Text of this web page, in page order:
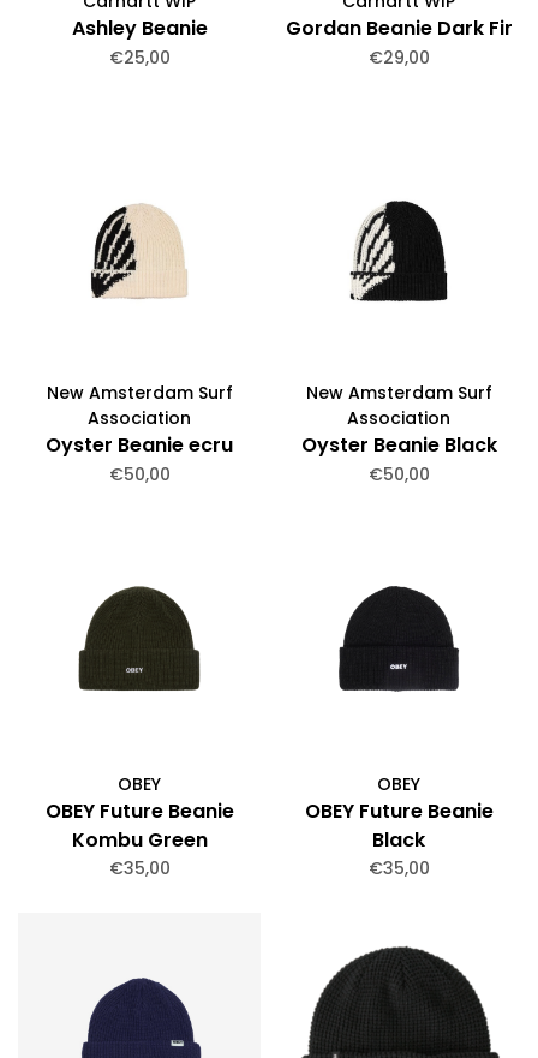
Ashley Beanie
€25,00
Gordan Beanie Dark Fir
€29,00
New Amsterdam Surf
Association
Oyster Beanie ecru
€50,00
New Amsterdam Surf
Association
Oyster Beanie Black
€50,00
OBEY
OBEY Future Beanie
Kombu Green
€35,00
OBEY
OBEY Future Beanie
Black
€35,00